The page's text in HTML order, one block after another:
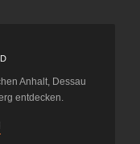
Anhalt, Dessau
entdecken.